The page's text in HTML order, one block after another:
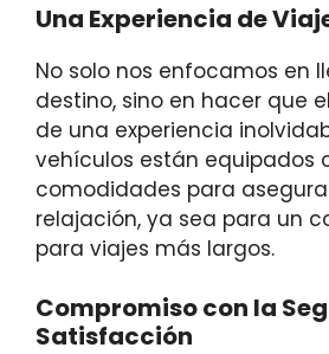
Una Experiencia de
No solo nos enfocamos en
destino, sino en hacer que
de una experiencia
vehículos están equipados
comodidades para
relajación, ya sea para un
para viajes más largos.
Compromiso con la
Satisfacción